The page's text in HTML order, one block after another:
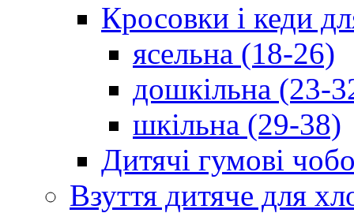
Кросовки і кеди
ясельна (18-26)
дошкільна (23-
шкільна (29-38)
Дитячі гумові
Взуття дитяче для